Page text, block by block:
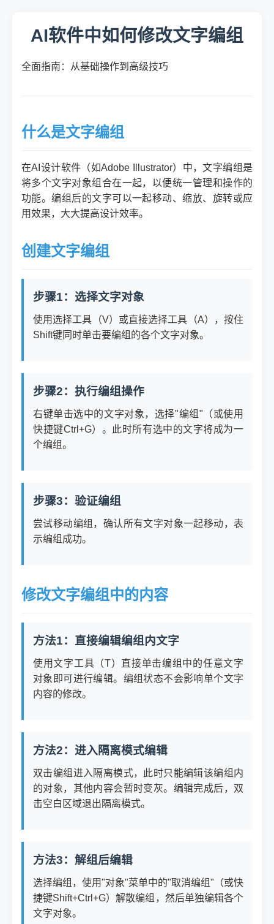
AI软件中如何修改文字编组
全面指南：从基础操作到高级技巧
什么是文字编组
在AI设计软件（如Adobe Illustrator）中，文字编组是
将多个文字对象组合在一起，以便统一管理和操作的
功能。编组后的文字可以一起移动、缩放、旋转或应
用效果，大大提高设计效率。
创建文字编组
步骤1：选择文字对象
使用选择工具（V）或直接选择工具（A），按住
Shift键同时单击要编组的各个文字对象。
步骤2：执行编组操作
右键单击选中的文字对象，选择"编组"（或使用
快捷键Ctrl+G）。此时所有选中的文字将成为一
个编组。
步骤3：验证编组
尝试移动编组，确认所有文字对象一起移动，表
示编组成功。
修改文字编组中的内容
方法1：直接编辑编组内文字
使用文字工具（T）直接单击编组中的任意文字
对象即可进行编辑。编组状态不会影响单个文字
内容的修改。
方法2：进入隔离模式编辑
双击编组进入隔离模式，此时只能编辑该编组内
的对象，其他内容会暂时变灰。编辑完成后，双
击空白区域退出隔离模式。
方法3：解组后编辑
选择编组，使用"对象"菜单中的"取消编组"（或快
捷键Shift+Ctrl+G）解散编组，然后单独编辑各个
文字对象。